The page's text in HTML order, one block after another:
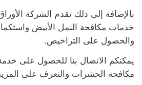
بالإضافة إلى ذلك تقدم الشركة الأوراق
خدمات مكافحة النمل الأبيض
والحصول على التراخيص.
يمكنكم الاتصال بنا للحصول على
مكافحة الحشرات والتعرف على